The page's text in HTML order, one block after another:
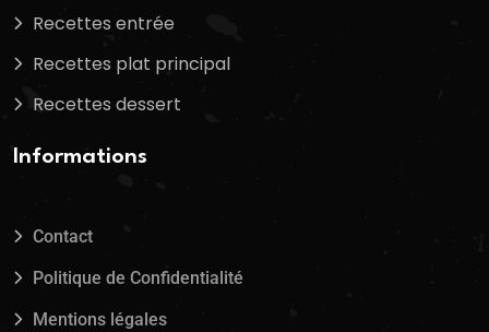
Recettes entrée
Recettes plat principal
Recettes dessert
Informations
Contact
Politique de Confidentialité
Mentions légales